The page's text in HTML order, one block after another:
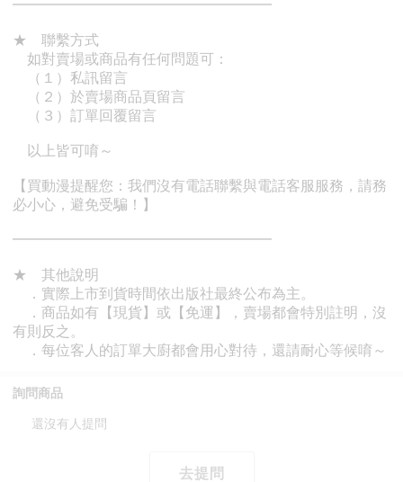
詢問商品
還沒有人提問
去提問